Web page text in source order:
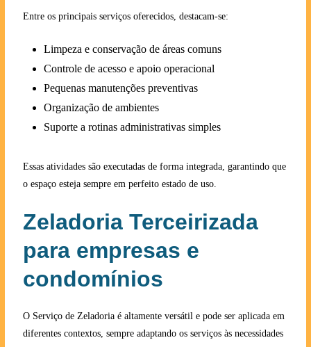
Entre os principais serviços oferecidos, destacam-se:
Limpeza e conservação de áreas comuns
Controle de acesso e apoio operacional
Pequenas manutenções preventivas
Organização de ambientes
Suporte a rotinas administrativas simples
Essas atividades são executadas de forma integrada, garantindo que
o espaço esteja sempre em perfeito estado de uso.
Zeladoria Terceirizada
para empresas e
condomínios
O Serviço de Zeladoria é altamente versátil e pode ser aplicada em
diferentes contextos, sempre adaptando os serviços às necessidades